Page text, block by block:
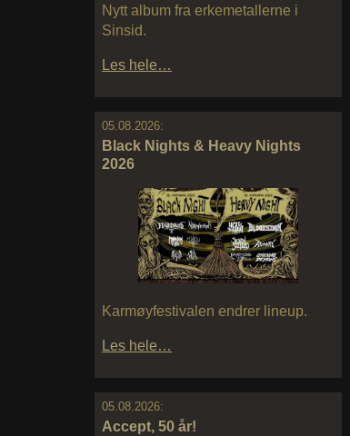
Nytt album fra erkemetallerne i
Sinsid.
Les hele…
05.08.2026:
Black Nights & Heavy Nights
2026
Karmøyfestivalen endrer lineup.
Les hele…
05.08.2026:
Accept, 50 år!